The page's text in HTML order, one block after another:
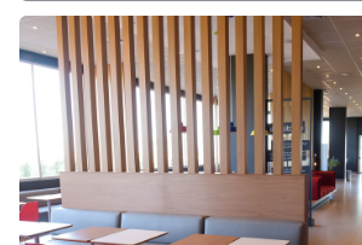
Подробная информация